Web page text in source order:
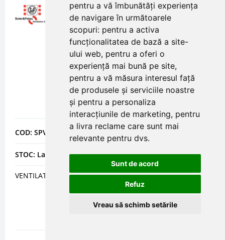
pentru a vă îmbunătăți experiența
de navigare în următoarele
scopuri: pentru a activa
funcționalitatea de bază a site-
ului web, pentru a oferi o
experiență mai bună pe site,
pentru a vă măsura interesul față
de produsele și serviciile noastre
și pentru a personaliza
interacțiunile de marketing, pentru
a livra reclame care sunt mai
relevante pentru dvs.
Sunt de acord
Refuz
Vreau să schimb setările
COD: SPVTVENT150LK
STOC: La comanda
VENTILATOR DE TUBULATURA VENT-150LK